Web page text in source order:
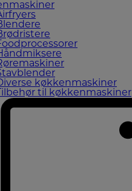
køkkenmaskiner
Tilbehør til køkkenmaskiner